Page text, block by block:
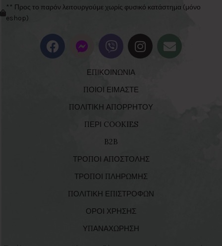
** Προς το παρόν λειτουργούμε χωρίς φυσικό κατάστημα (μόνο
eshop)
ΕΠΙΚΟΙΝΩΝΙΑ
ΠΟΙΟΙ ΕΙΜΑΣΤΕ
ΠΟΛΙΤΙΚΗ ΑΠΟΡΡΗΤΟΥ
ΠΕΡΙ COOKIES
B2B
ΤΡΟΠΟΙ ΑΠΟΣΤΟΛΗΣ
ΤΡΟΠΟΙ ΠΛΗΡΩΜΗΣ
ΠΟΛΙΤΙΚΗ ΕΠΙΣΤΡΟΦΩΝ
ΟΡΟΙ ΧΡΗΣΗΣ
ΥΠΑΝΑΧΩΡΗΣΗ